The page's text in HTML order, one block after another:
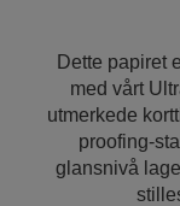
Dette papiret
med vårt
utmerkede
proofing-
glansnivå